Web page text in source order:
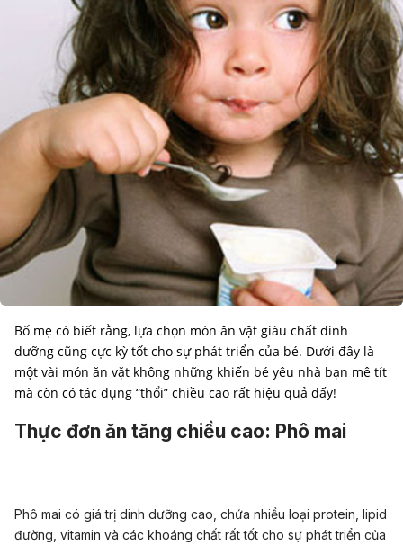
Bố mẹ có biết rằng, lựa chọn món ăn vặt giàu chất dinh
dưỡng cũng cực kỳ tốt cho sự phát triển của bé. Dưới đây là
một vài món ăn vặt không những khiến bé yêu nhà bạn mê tít
Thực đơn ăn tăng chiều cao: Phô mai
Phô mai có giá trị dinh dưỡng cao, chứa nhiều loại protein, lipid
đường, vitamin và các khoáng chất rất tốt cho sự phát triển của